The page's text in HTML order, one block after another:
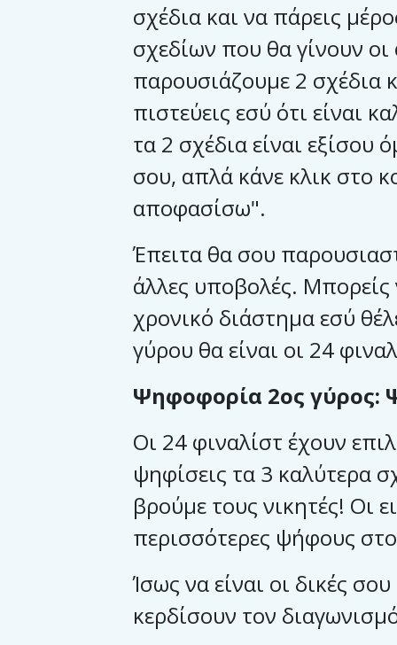
σχέδια και να πάρεις
σχεδίων που θα γίνουν
παρουσιάζουμε 2 σχέδια
πιστεύεις εσύ ότι είναι
τα 2 σχέδια είναι εξίσου
σου, απλά κάνε κλικ στο
αποφασίσω".
Έπειτα θα σου
άλλες υποβολές. Μπορείς
χρονικό διάστημα εσύ
γύρου θα είναι οι 24
Ψηφοφορία 2ος γύρος:
Οι 24 φιναλίστ έχουν
ψηφίσεις τα 3 καλύτερα
βρούμε τους νικητές! Οι
περισσότερες ψήφους
Ίσως να είναι οι δικές
κερδίσουν τον